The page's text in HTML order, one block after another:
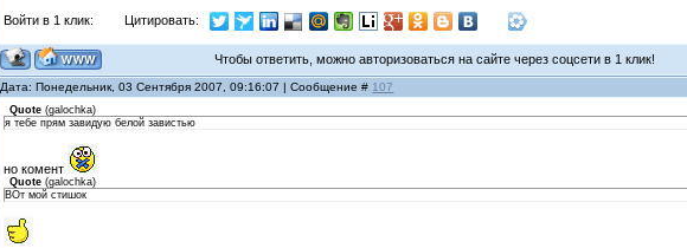
Войти в 1 клик: Цитировать:
Чтобы ответить, можно авторизоваться на сайте через соцсети в 1 клик!
Дата: Понедельник, 03 Сентября 2007, 09:16:07 | Сообщение # 107
Quote (galochka)
я тебе прям завидую белой завистью
но комент
Quote (galochka)
ВОт мой стишок